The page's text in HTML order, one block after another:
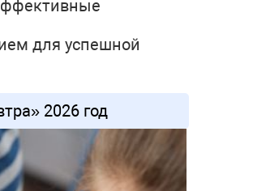
для успешной
2026 год